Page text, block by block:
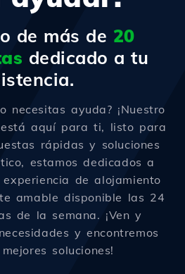
de más de 20
dedicado a tu
necesitas ayuda? ¡Nuestro
aquí para ti, listo para
rápidas y soluciones
estamos dedicados a
de alojamiento
amable disponible las 24
de la semana. ¡Ven y
y encontremos
soluciones!